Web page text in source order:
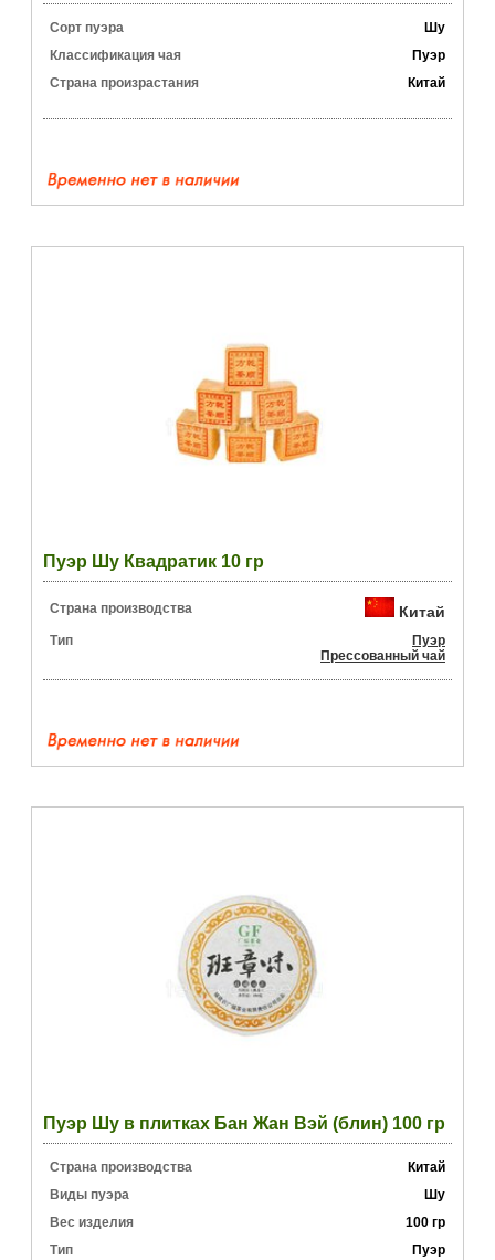
Сорт пуэра
Шу
Классификация чая
Пуэр
Страна произрастания
Китай
Пуэр Шу Квадратик 10 гр
Страна производства Китай
Тип
Пуэр
Прессованный чай
Пуэр Шу в плитках Бан Жан Вэй (блин) 100 гр
Страна производства
Китай
Виды пуэра
Шу
Вес изделия
100 гр
Тип
Пуэр